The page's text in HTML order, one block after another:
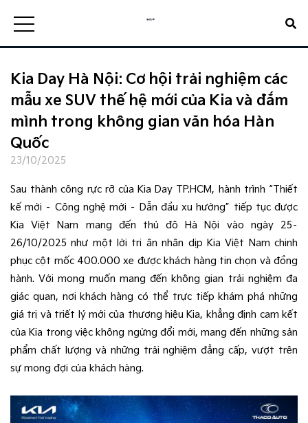
Kia Day Hà Nội: Cơ hội trải nghiệm các
mẫu xe SUV thế hệ mới của Kia và đắm
mình trong không gian văn hóa Hàn
Quốc
23/10/2025
Sau thành công rực rỡ của Kia Day TP.HCM, hành trình “Thiết
kế mới – Công nghệ mới – Dẫn đầu xu hướng” tiếp tục được
Kia Việt Nam mang đến thủ đô Hà Nội vào ngày 25–
26/10/2025​ như một lời tri ân nhân dịp Kia Việt Nam chinh
phục cột mốc 400.000 xe được khách hàng tin chọn và đồng
hành. Với mong muốn mang đến không gian trải nghiệm đa
giác quan, nơi khách hàng có thể trực tiếp khám phá những
giá trị và triết lý mới của thương hiệu Kia, khẳng định cam kết
của Kia trong việc không ngừng đổi mới, mang đến những sản
phẩm chất lượng và những trải nghiệm đẳng cấp, vượt trên
sự mong đợi của khách hàng.